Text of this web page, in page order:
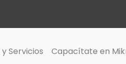
Servicios Capacítate en